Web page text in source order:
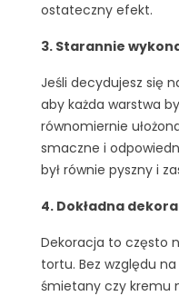
ostateczny efekt.
3. Starannie
Jeśli decydujesz się
aby każda warstwa
równomiernie
smaczne i
był równie pyszny i
4. Dokładna
Dekoracja to często
tortu. Bez względu
śmietany czy kremu